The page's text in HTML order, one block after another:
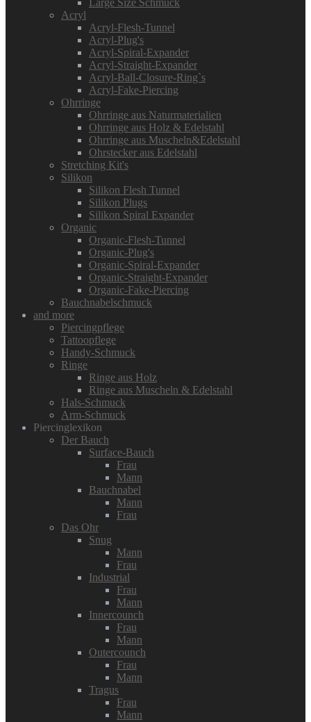
Large Size Schmuck
Acryl
Acryl-Flesh-Tunnel
Acryl-Plug's
Acryl-Spiral-Expander
Acryl-Straight-Expander
Acryl-Ball-Closure-Ring`s
Acryl-Fake-Piercing
Ohrringe
Ohrringe aus Naturmaterialien
Ohrringe aus Holz & Edelstahl
Ohrringe aus Muscheln&Edelstahl
Ohrstecker aus Edelstahl
Stretching Kit's
Silikon
Silikon Flesh Tunnel
Silikon Plugs
Silikon Spiral Expander
Organic
Organic-Flesh-Tunnel
Organic-Plug's
Organic-Spiral-Expander
Organic-Straight-Expander
Organic-Fake-Piercing
Bauchnabelschmuck
and more
Piercingpflege
Tattoopflege
Handy-Schmuck
Ringe
Ringe aus Holz
Ringe aus Muscheln & Edelstahl
Hals-Schmuck
Arm-Schmuck
Piercinglexikon
Der Bauch
Surface-Bauch
Frau
Mann
Bauchnabel
Mann
Frau
Das Ohr
Snug
Mann
Frau
Industrial
Frau
Mann
Innercounch
Frau
Mann
Outercounch
Frau
Mann
Tragus
Frau
Mann